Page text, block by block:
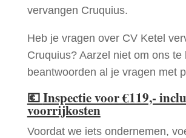
vervangen Cruquius.
Heb je vragen over CV Ketel
Cruquius? Aarzel niet om ons te
beantwoorden al je vragen met
💶Inspectie voor €119,-
voorrijkosten
Voordat we iets ondernemen,